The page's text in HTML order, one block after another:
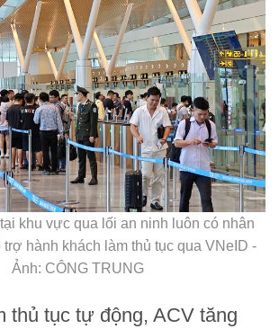
khu vực qua lối an ninh luôn có nhân
hành khách làm thủ tục qua VNeID -
Ảnh: CÔNG TRUNG
thủ tục tự động, ACV tăng